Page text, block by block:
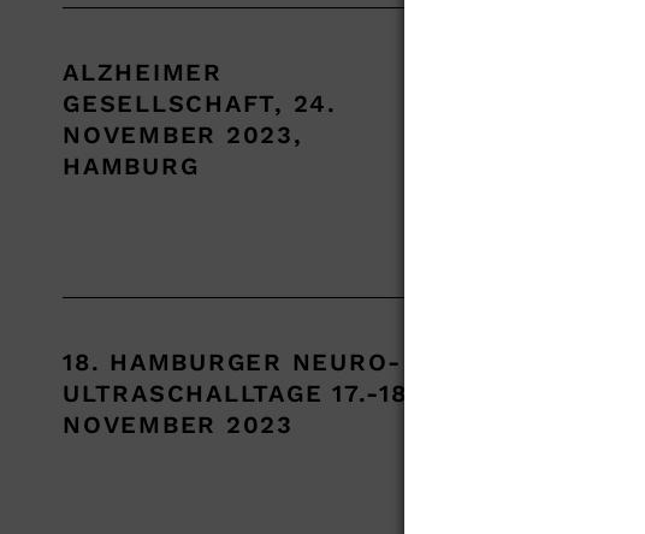
ALZHEIMER
GESELLSCHAFT, 24.
NOVEMBER 2023,
HAMBURG
18. HAMBURGER NEURO-
ULTRASCHALLTAGE 17.-18.
NOVEMBER 2023